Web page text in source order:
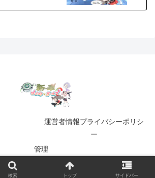
運営者情報プライバシーポリシ
ー
管理
© 2017-2026 新車ガールズ.
検索 トップ サイドバー